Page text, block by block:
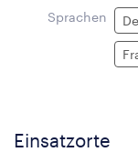
Sprachen
Einsatzorte